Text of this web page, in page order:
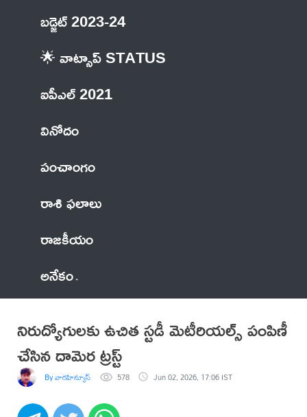
బడ్జెట్ 2023-24
🌟 వాట్సాప్ STATUS
ఐపీఎల్ 2021
వినోదం
పంచాంగం
రాశి ఫలాలు
రాజకీయం
అనేకం
నిరుద్యోగులకు ఉచిత స్టడీ మెటీరియల్స్ పంపిణీ
చేసిన దామెర ట్రస్ట్
By వారహిన్యూస్ 578 Jun 02, 2026, 17:06 IST